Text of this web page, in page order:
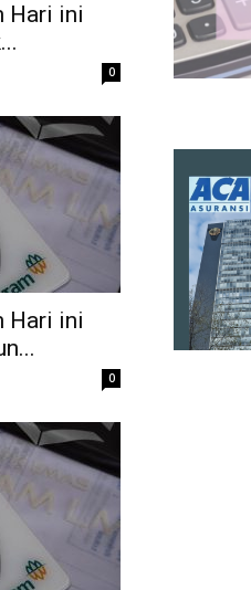
Hari ini
0
Hari ini
0